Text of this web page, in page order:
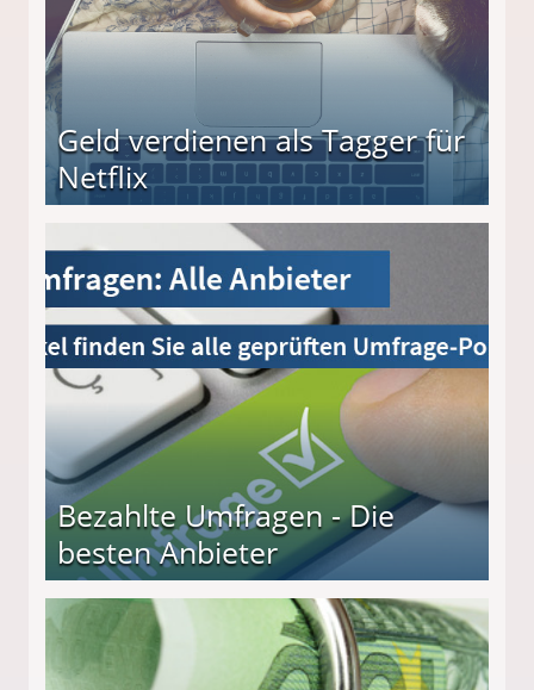
Geld verdienen als Tagger für
Netflix
Bezahlte Umfragen - Die
besten Anbieter